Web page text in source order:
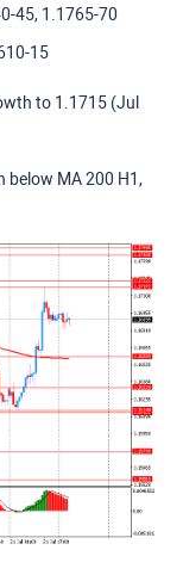
45, 1.1765-70
15
to 1.1715 (Jul
below MA 200 H1,